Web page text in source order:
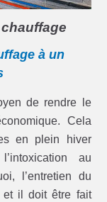
à un
de rendre le
Cela
en plein hiver
au
l’entretien du
et il doit être fait